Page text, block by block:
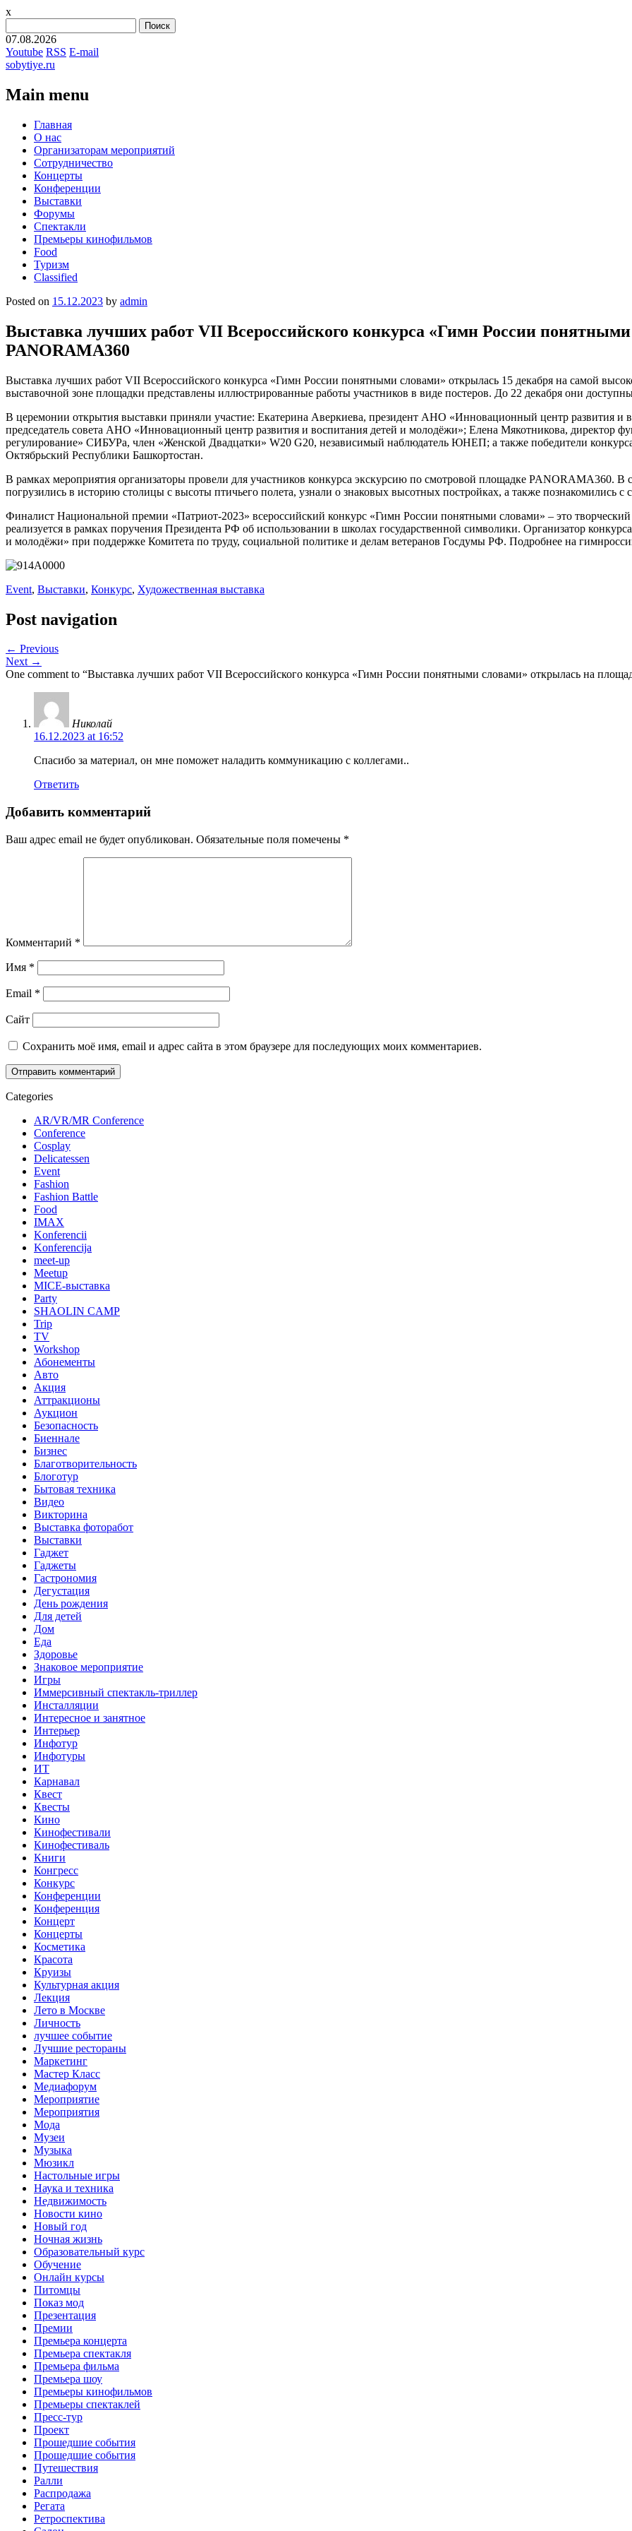
x
07.08.2026
Youtube RSS E-mail
sobytiye.ru
Main menu
Skip
content
Главная
О нас
Организаторам мероприятий
Сотрудничество
Концерты
Конференции
Выставки
Форумы
Спектакли
Премьеры кинофильмов
Food
Туризм
Сlassified
Posted on 15.12.2023 by admin
Выставка лучших работ VII Всероссийского конкурса «Гимн России
PANORAMA360
Выставка лучших работ VII Всероссийского конкурса «Гимн России понятными словами» открылась 15 декабря на самой
выставочной зоне площадки представлены иллюстрированные работы участников в виде постеров. До 22 декабря они
В церемонии открытия выставки приняли участие: Екатерина Аверкиева, президент АНО «Инновационный центр развития
председатель совета АНО «Инновационный центр развития и воспитания детей и молодёжи»; Елена Мякотникова, директор
регулирование» СИБУРа, член «Женской Двадцатки» W20 G20, независимый наблюдатель ЮНЕП; а также победители
Октябрьский Республики Башкортостан.
В рамках мероприятия организаторы провели для участников конкурса экскурсию по смотровой площадке PANORAMA360. В
погрузились в историю столицы с высоты птичьего полета, узнали о знаковых высотных постройках, а также познакомились
Финалист Национальной премии «Патриот-2023» всероссийский конкурс «Гимн России понятными словами» – это
реализуется в рамках поручения Президента РФ об использовании в школах государственной символики. Организатор
и молодёжи» при поддержке Комитета по труду, социальной политике и делам ветеранов Госдумы РФ. Подробнее на
Event, Выставки, Конкурс, Художественная выставка
Post navigation
← Previous
Next →
One comment to “Выставка лучших работ VII Всероссийского конкурса «Гимн России понятными словами» открылась на
Николай
16.12.2023 at 16:52
Спасибо за материал, он мне поможет наладить коммуникацию с коллегами..
Ответить
Добавить комментарий
Ваш адрес email не будет опубликован. Обязательные поля помечены *
Комментарий *
Имя *
Email *
Сайт
Сохранить моё имя, email и адрес сайта в этом браузере для последующих моих комментариев.
Categories
AR/VR/MR Conference
Conference
Cosplay
Delicatessen
Event
Fashion
Fashion Battle
Food
IMAX
Konferencii
Konferencija
meet-up
Meetup
MICE-выставка
Party
SHAOLIN CAMP
Trip
TV
Workshop
Абонементы
Авто
Акция
Аттракционы
Аукцион
Безопасность
Биеннале
Бизнес
Благотворительность
Блоготур
Бытовая техника
Видео
Викторина
Выставка фоторабот
Выставки
Гаджет
Гаджеты
Гастрономия
Дегустация
День рождения
Для детей
Дом
Еда
Здоровье
Знаковое мероприятие
Игры
Иммерсивный спектакль-триллер
Инсталляции
Интересное и занятное
Интерьер
Инфотур
Инфотуры
ИТ
Карнавал
Квест
Квесты
Кино
Кинофестивали
Кинофестиваль
Книги
Конгресс
Конкурс
Конференции
Конференция
Концерт
Концерты
Косметика
Красота
Круизы
Культурная акция
Лекция
Лето в Москве
Личность
лучшее событие
Лучшие рестораны
Маркетинг
Мастер Класс
Медиафорум
Мероприятие
Мероприятия
Мода
Музеи
Музыка
Мюзикл
Настольные игры
Наука и техника
Недвижимость
Новости кино
Новый год
Ночная жизнь
Образовательный курс
Обучение
Онлайн курсы
Питомцы
Показ мод
Презентация
Премии
Премьера концерта
Премьера спектакля
Премьера фильма
Премьера шоу
Премьеры кинофильмов
Премьеры спектаклей
Пресс-тур
Проект
Прошедшие события
Прошедшие события
Путешествия
Ралли
Распродажа
Регата
Ретроспектива